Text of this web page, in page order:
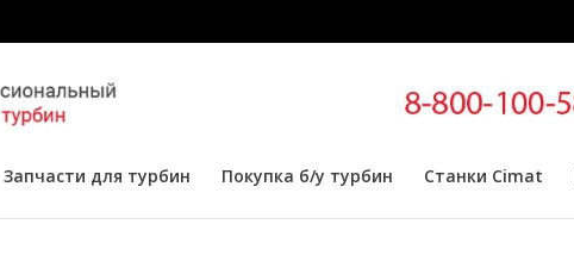
Запчасти для турбин Покупка б/у турбин Станки Cimat